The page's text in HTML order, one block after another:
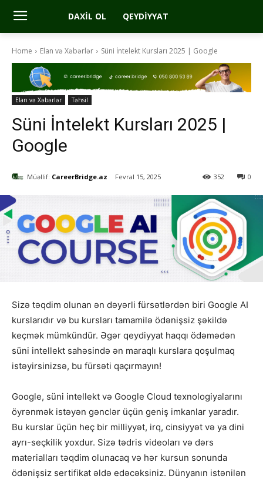
DAXIL OL QEYDIYYAT
Home Elan və Xəbərlər Süni İntelekt Kursları 2025 | Google
Elan və Xəbərlər Təhsil
Süni İntelekt Kursları 2025 |
Google
Müəllif: CareerBridge.az Fevral 15, 2025 0
352
Sizə təqdim olunan ən dəyərli fürsətlərdən biri Google AI
kurslarıdır və bu kursları tamamilə ödənişsiz şəkildə
keçmək mümkündür. Əgər qeydiyyat haqqı ödəmədən
süni intellekt sahəsində ən maraqlı kurslara qoşulmaq
istəyirsinizsə, bu fürsəti qaçırmayın!
Google, süni intellekt və Google Cloud texnologiyalarını
öyrənmək istəyən gənclər üçün geniş imkanlar yaradır.
Bu kurslar üçün heç bir milliyyət, irq, cinsiyyət və ya dini
ayrı-seçkilik yoxdur. Sizə tədris videoları və dərs
materialları təqdim olunacaq və hər kursun sonunda
ödənişsiz sertifikat əldə edəcəksiniz. Dünyanın istənilən